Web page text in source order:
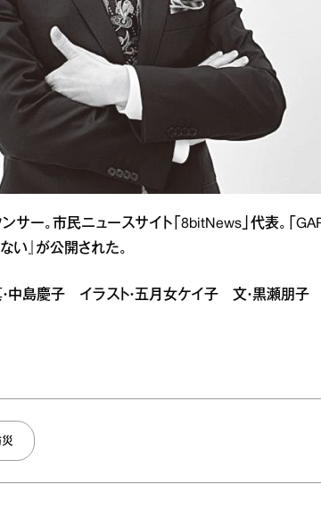
ー。市民ニュースサイト「8bitNews」代表。「
い』が公開された。
・中島慶子 イラスト・五月女ケイ子 文・黒瀬朋子
災